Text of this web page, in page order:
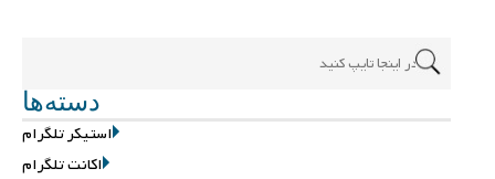
دسته‌ها
استیکر تلگرام
اکانت تلگرام